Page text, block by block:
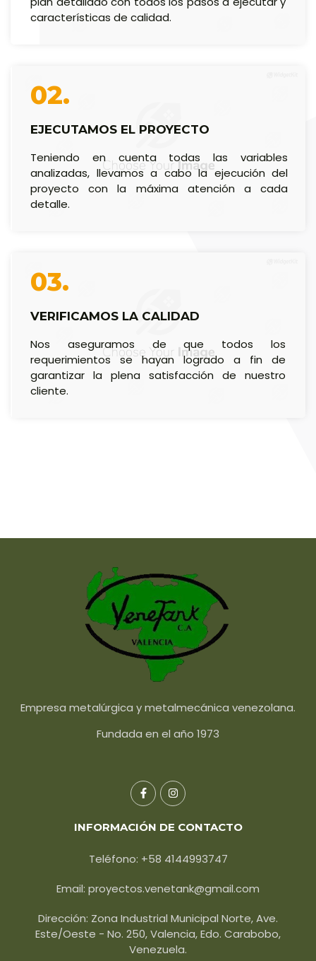
características de calidad.
02.
EJECUTAMOS EL PROYECTO
Teniendo en cuenta todas las variables
analizadas, llevamos a cabo la ejecución del
proyecto con la máxima atención a cada
detalle.
03.
VERIFICAMOS LA CALIDAD
Nos aseguramos de que todos los
requerimientos se hayan logrado a fin de
garantizar la plena satisfacción de nuestro
cliente.
Empresa metalúrgica y metalmecánica venezolana.
Fundada en el año 1973
INFORMACIÓN DE CONTACTO
Teléfono: +58 4144993747
Email: proyectos.venetank@gmail.com
Dirección: Zona Industrial Municipal Norte, Ave.
Este/Oeste - No. 250, Valencia, Edo. Carabobo,
Venezuela.